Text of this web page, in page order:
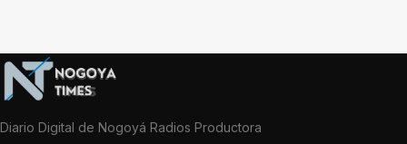
Diario Digital de Nogoyá Radios Productora